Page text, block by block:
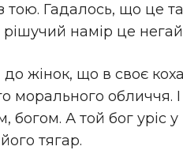
Гадалось, що це
рішучий намір це
жінок, що в своє
морального
богом. А той бог уріс
тягар.